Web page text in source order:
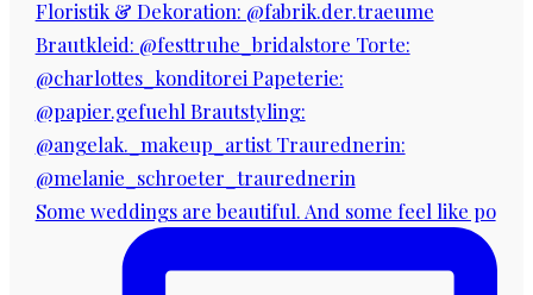
Some weddings are beautiful. And some feel like po